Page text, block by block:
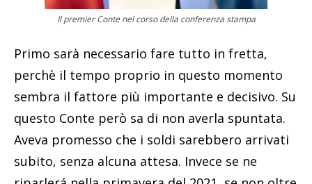
Il premier Conte nel corso della conferenza stampa
Primo sarà necessario fare tutto in fretta,
perchè il tempo proprio in questo momento
sembra il fattore più importante e decisivo. Su
questo Conte però sa di non averla spuntata.
Aveva promesso che i soldi sarebbero arrivati
subito, senza alcuna attesa. Invece se ne